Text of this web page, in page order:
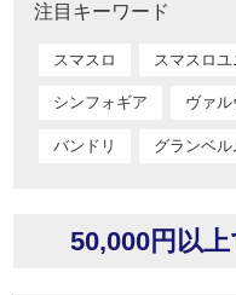
注目キーワード
スマスロ スマスロユ
シンフォギア ヴァ
バンドリ グランベル
50,000円以